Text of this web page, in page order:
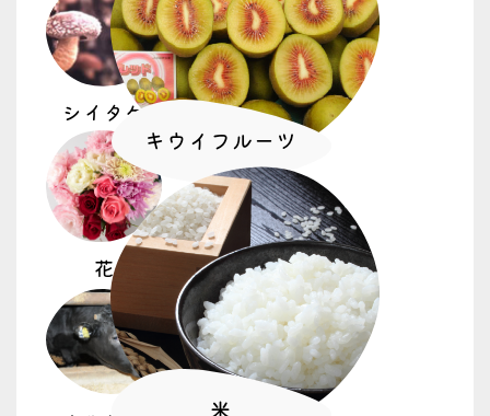
シイタケ
花
キウイフルーツ
米